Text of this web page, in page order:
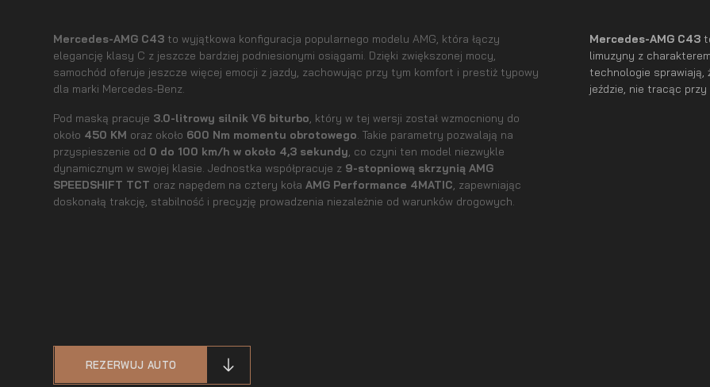
Mercedes-AMG C43 to wyjątkowa konfiguracja popularnego modelu AMG, która łączy
elegancję klasy C z jeszcze bardziej podniesionymi osiągami. Dzięki zwiększonej mocy,
samochód oferuje jeszcze więcej emocji z jazdy, zachowując przy tym komfort i prestiż typowy
dla marki Mercedes-Benz.
Pod maską pracuje 3.0-litrowy silnik V6 biturbo , który w tej wersji został wzmocniony do
około 450 KM oraz około 600 Nm momentu obrotowego . Takie parametry pozwalają na
przyspieszenie od 0 do 100 km/h w około 4,3 sekundy , co czyni ten model niezwykle
dynamicznym w swojej klasie. Jednostka współpracuje z 9-stopniową skrzynią AMG
SPEEDSHIFT TCT oraz napędem na cztery kołaAMG Performance 4MATIC , zapewniając
doskonałą trakcję, stabilność i precyzję prowadzenia niezależnie od warunków drogowych.
Mercedes-AMG C43
limuzyny z
technologie sprawiają,
jeździe, nie tracąc
REZERWUJ AUTO